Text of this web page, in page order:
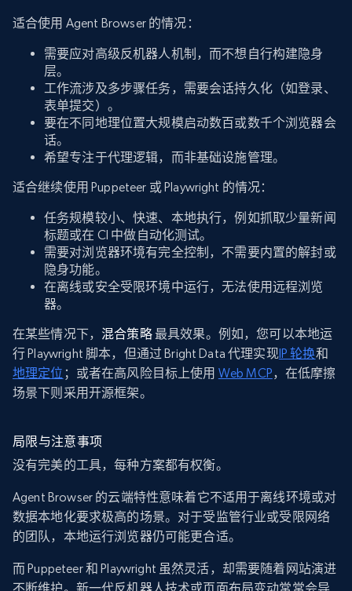
适合使用 Agent Browser 的情况：
需要应对高级反机器人机制，而不想自行构建隐身
层。
工作流涉及多步骤任务，需要会话持久化（如登录、
表单提交）。
要在不同地理位置大规模启动数百或数千个浏览器会
话。
希望专注于代理逻辑，而非基础设施管理。
适合继续使用 Puppeteer 或 Playwright 的情况：
任务规模较小、快速、本地执行，例如抓取少量新闻
标题或在 CI 中做自动化测试。
需要对浏览器环境有完全控制，不需要内置的解封或
隐身功能。
在离线或安全受限环境中运行，无法使用远程浏览
器。
在某些情况下， 混合策略最具效果。例如，您可以本地运
行 Playwright 脚本，但通过 Bright Data 代理实现IP 轮换和
地理定位 ；或者在高风险目标上使用 Web MCP，在低摩擦
场景下则采用开源框架。
局限与注意事项
没有完美的工具，每种方案都有权衡。
Agent Browser 的云端特性意味着它不适用于离线环境或对
数据本地化要求极高的场景。对于受监管行业或受限网络
的团队，本地运行浏览器仍可能更合适。
而 Puppeteer 和 Playwright 虽然灵活，却需要随着网站演进